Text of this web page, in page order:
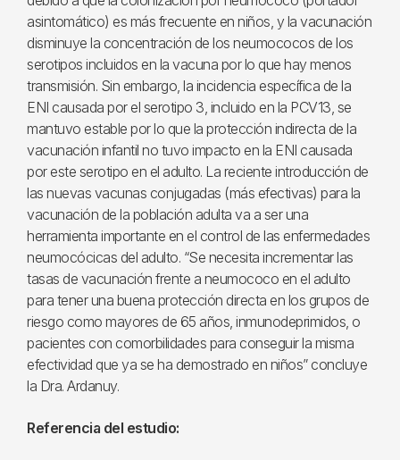
asintomático) es más frecuente en niños, y la vacunación
disminuye la concentración de los neumococos de los
serotipos incluidos en la vacuna por lo que hay menos
transmisión. Sin embargo, la incidencia específica de la
ENI causada por el serotipo 3, incluido en la PCV13, se
mantuvo estable por lo que la protección indirecta de la
vacunación infantil no tuvo impacto en la ENI causada
por este serotipo en el adulto. La reciente introducción de
las nuevas vacunas conjugadas (más efectivas) para la
vacunación de la población adulta va a ser una
herramienta importante en el control de las enfermedades
neumocócicas del adulto. “Se necesita incrementar las
tasas de vacunación frente a neumococo en el adulto
para tener una buena protección directa en los grupos de
riesgo como mayores de 65 años, inmunodeprimidos, o
pacientes con comorbilidades para conseguir la misma
efectividad que ya se ha demostrado en niños” concluye
la Dra. Ardanuy.
Referencia del estudio: